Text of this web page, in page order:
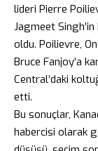
lideri Pierre
Jagmeet
oldu. Poilievre,
Bruce Fanjoy’a
Central’daki
etti.
Bu sonuçlar,
habercisi olarak